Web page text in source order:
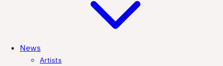
News
Artists